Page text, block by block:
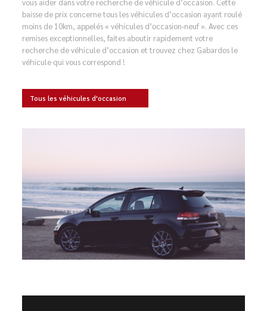
vous aider dans votre recherche de véhicule d’occasion. Cette
baisse de prix concerne tous les véhicules d’occasion ayant roulé
moins de 10km, appelés « véhicules d’occasion-neuf ». Avec ces
remises exceptionnelles, faites aboutir rapidement votre
recherche de véhicule d’occasion et trouvez chez Gabardos le
véhicule qui vous correspond !
Tous les véhicules d'occasion